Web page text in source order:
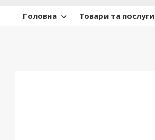
Головна Товари та послуги